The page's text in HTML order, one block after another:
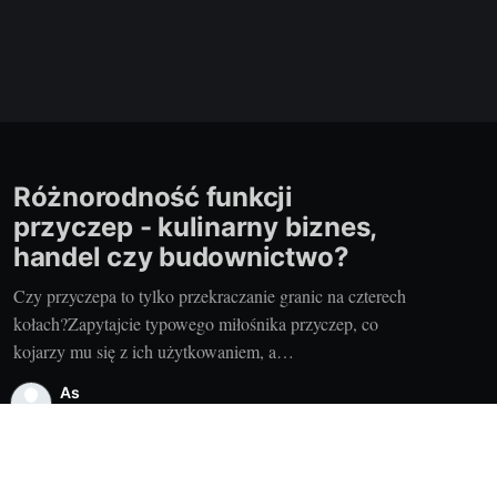
Różnorodność funkcji
przyczep - kulinarny biznes,
handel czy budownictwo?
Czy przyczepa to tylko przekraczanie granic na czterech
kołach?Zapytajcie typowego miłośnika przyczep, co
kojarzy mu się z ich użytkowaniem, a
najprawdopodobniej usłyszycie: podróżowanie,
odkrywanie świata, nielimitowane możliwości. Rzadko
As